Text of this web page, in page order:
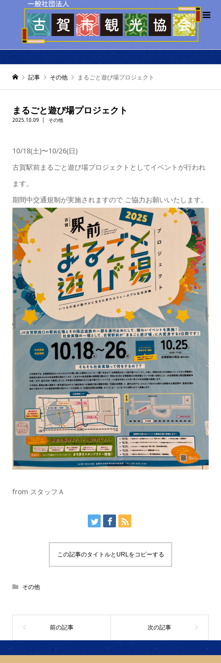
記事 その他 まるごと遊び場プロジェクト
まるごと遊び場プロジェクト
2025.10.09 その他
10/18(土)〜10/26(日)
古賀駅前まるごと遊び場プロジェクトとしてイベントが行われ
ます。
期間中交通規制が実施されますので ご協力お願いいたします。
from スタッフＡ
この記事のタイトルとURLをコピーする
その他